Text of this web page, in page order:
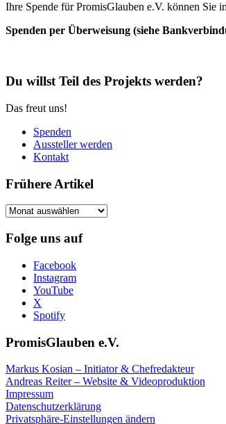
Ihre Spende für PromisGlauben e.V. können Sie
Spenden per Überweisung (siehe
Du willst Teil des Projekts werden?
Das freut uns!
Spenden
Aussteller werden
Kontakt
Frühere Artikel
Frühere
Folge uns auf
Facebook
Instagram
YouTube
X
Spotify
PromisGlauben e.V.
Markus Kosian – Initiator & Chefredakteur
Andreas Reiter – Website & Videoproduktion
Impressum
Datenschutzerklärung
Privatsphäre-Einstellungen ändern